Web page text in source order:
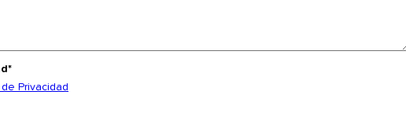
Privacidad